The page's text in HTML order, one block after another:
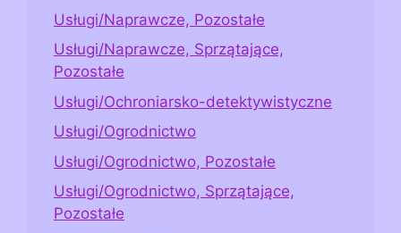
Usługi/Naprawcze, Pozostałe
Usługi/Naprawcze, Sprzątające,
Pozostałe
Usługi/Ochroniarsko-detektywistyczne
Usługi/Ogrodnictwo
Usługi/Ogrodnictwo, Pozostałe
Usługi/Ogrodnictwo, Sprzątające,
Pozostałe